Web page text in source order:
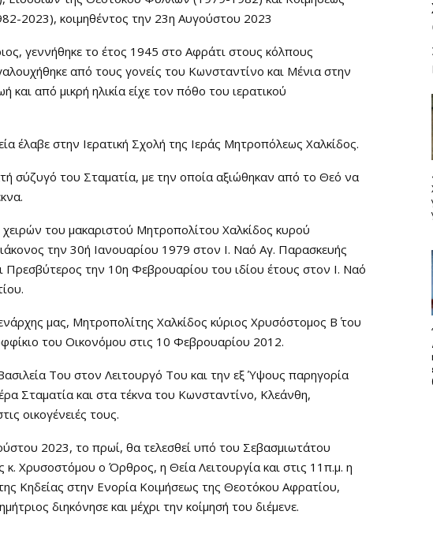
2023), κοιμηθέντος την 23η Αυγούστου 2023
γεννήθηκε το έτος 1945 στο Αφράτι στους κόλπους
από τους γονείς του Κωνσταντίνο και Μένια στην
και από μικρή ηλικία είχε τον πόθο του ιερατικού
έλαβε στην Ιερατική Σχολή της Ιεράς Μητροπόλεως Χαλκίδος.
σύζυγό του Σταματία, με την οποία αξιώθηκαν από το Θεό να
του μακαριστού Μητροπολίτου Χαλκίδος κυρού
την 30ή Ιανουαρίου 1979 στον Ι. Ναό Αγ. Παρασκευής
Πρεσβύτερος την 10η Φεβρουαρίου του ιδίου έτους στον Ι. Ναό
μας, Μητροπολίτης Χαλκίδος κύριος Χρυσόστομος Β΄ του
του Οικονόμου στις 10 Φεβρουαρίου 2012.
Του στον Λειτουργό Του και την εξ Ύψους παρηγορία
Σταματία και στα τέκνα του Κωνσταντίνο, Κλεάνθη,
οικογένειές τους.
2023, το πρωί, θα τελεσθεί υπό του Σεβασμιωτάτου
κ. Χρυσοστόμου ο Όρθρος, η Θεία Λειτουργία και στις 11π.μ. η
Κηδείας στην Ενορία Κοιμήσεως της Θεοτόκου Αφρατίου,
διηκόνησε και μέχρι την κοίμησή του διέμενε.